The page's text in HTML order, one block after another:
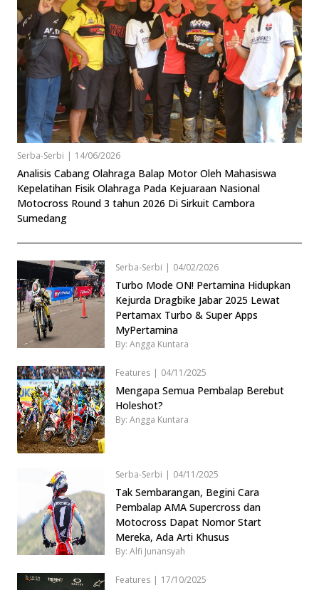
Serba-Serbi | 14/06/2026
Analisis Cabang Olahraga Balap Motor Oleh Mahasiswa
Kepelatihan Fisik Olahraga Pada Kejuaraan Nasional
Motocross Round 3 tahun 2026 Di Sirkuit Cambora
Sumedang
Serba-Serbi | 04/02/2026
Turbo Mode ON! Pertamina Hidupkan
Kejurda Dragbike Jabar 2025 Lewat
Pertamax Turbo & Super Apps
MyPertamina
By: Angga Kuntara
Features | 04/11/2025
Mengapa Semua Pembalap Berebut
Holeshot?
By: Angga Kuntara
Serba-Serbi | 04/11/2025
Tak Sembarangan, Begini Cara
Pembalap AMA Supercross dan
Motocross Dapat Nomor Start
Mereka, Ada Arti Khusus
By: Alfi Junansyah
Features | 17/10/2025